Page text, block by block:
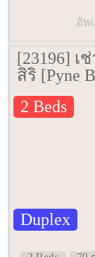
อัพ
[23196]
สิริ [Pyne
2 Beds
Duplex